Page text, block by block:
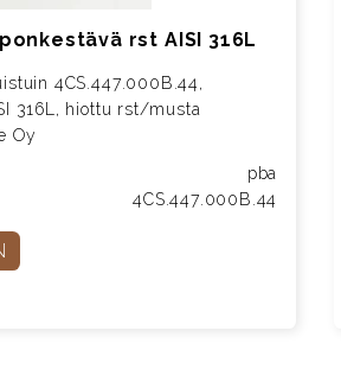
rst AISI 316L
4CS.447.000B.44,
316L, hiottu rst/musta
Oy
pba
4CS.447.000B.44